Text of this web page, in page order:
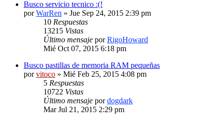
Busco servicio tecnico :(!
porWarRen » Jue Sep 24, 2015 2:39 pm
10 Respuestas
13215 Vistas
Último mensaje porRigoHoward
Mié Oct 07, 2015 6:18 pm
Busco pastillas de memoria RAM pequeñas
porvitoco » Mié Feb 25, 2015 4:08 pm
5 Respuestas
10722 Vistas
Último mensaje pordogdark
Mar Jul 21, 2015 2:29 pm